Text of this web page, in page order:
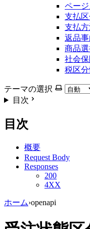
ペー
支払
支払
返品
商品
社会
税区
テーマの選択
目次
目次
概要
Request Body
Responses
200
4XX
ホーム›openapi